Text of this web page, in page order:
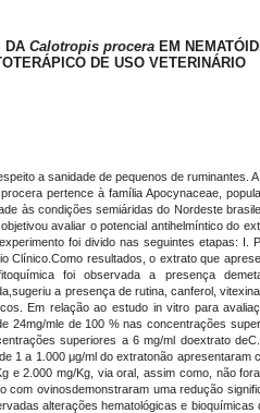
DA Calotropis proceraEM
DE USO VETERINÁRIO
a sanidade de pequenos de ruminantes.
pertence à família Apocynaceae,
às condições semiáridas do Nordeste
avaliar o potencial antihelmíntico do
foi divido nas seguintes etapas: I.
Clínico.Como resultados, o extrato que
foi observada a presença
a presença de rutina, canferol,
Em relação ao estudo in vitro para
24mg/mle de 100 % nas concentrações
superiores a 6 mg/ml doextrato
a 1.000 μg/ml do extratonão apresentaram
2.000 mg/Kg, via oral, assim como, não
ovinosdemonstraram uma redução
alterações hematológicas e